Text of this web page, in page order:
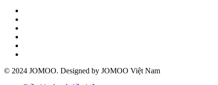
© 2024 JOMOO. Designed by JOMOO Việt Nam